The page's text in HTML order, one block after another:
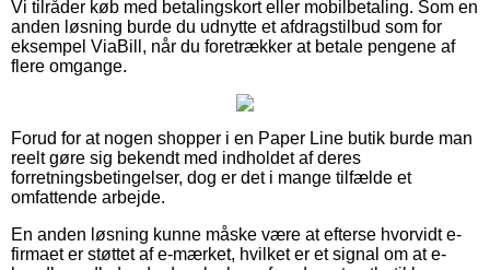
Vi tilråder køb med betalingskort eller mobilbetaling. Som en
anden løsning burde du udnytte et afdragstilbud som for
eksempel ViaBill, når du foretrækker at betale pengene af
flere omgange.
Forud for at nogen shopper i en Paper Line butik burde man
reelt gøre sig bekendt med indholdet af deres
forretningsbetingelser, dog er det i mange tilfælde et
omfattende arbejde.
En anden løsning kunne måske være at efterse hvorvidt e-
firmaet er støttet af e-mærket, hvilket er et signal om at e-